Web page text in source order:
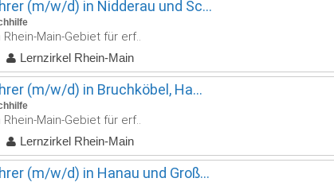
(m/w/d) in Nidderau und Sc...
Main-Gebiet für erf..
Lernzirkel Rhein-Main
(m/w/d) in Bruchköbel, Ha...
Main-Gebiet für erf..
Lernzirkel Rhein-Main
(m/w/d) in Hanau und Groß...